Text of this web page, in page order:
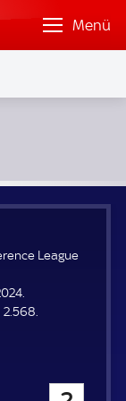
Menü
League
Z
2.568.